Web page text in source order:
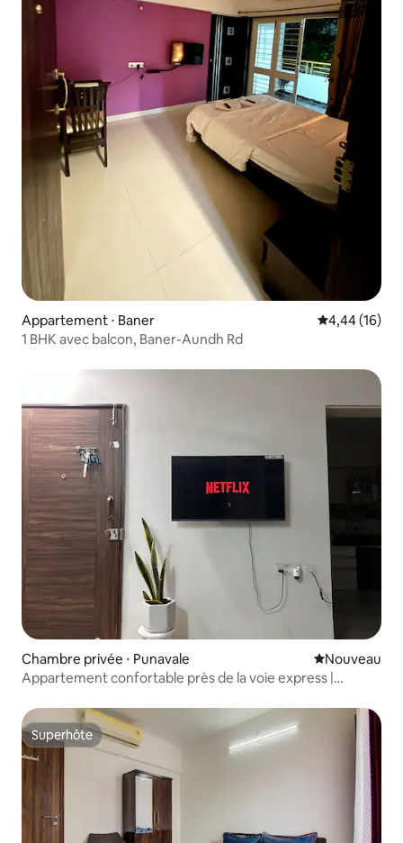
Appartement ⋅ Baner Évaluation
4,44 (16)
1 BHK avec balcon, Baner-Aundh Rd
Chambre privée ⋅ Punavale Nouvel
Nouveau
Appartement confortable près de la voie express |
Superhôte
Superhôte